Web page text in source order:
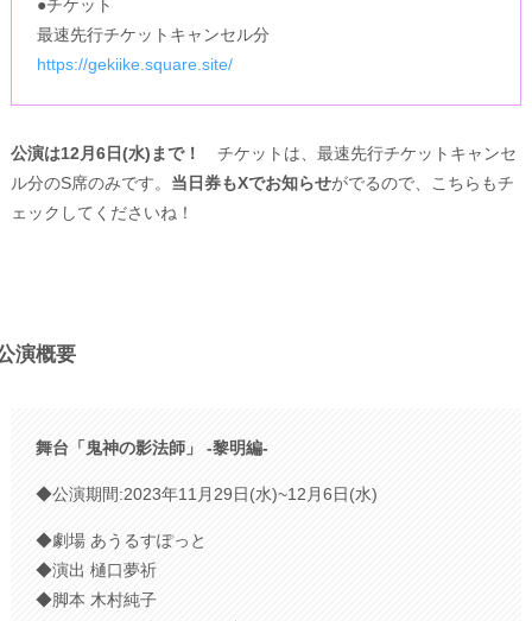
●チケット
最速先行チケットキャンセル分
https://gekiike.square.site/
公演は12⽉6⽇(⽔)まで！
チケットは、最速先行チケットキャンセ
ル分のS席のみです。 当日券もXでお知らせがでるので、こちらもチ
ェックしてくださいね！
演概要
舞台「鬼神の影法師」 -黎明編-
◆公演期間:2023年11⽉29⽇(⽔)~12⽉6⽇(⽔)
◆劇場 あうるすぽっと
◆演出 樋⼝夢祈
◆脚本 ⽊村純⼦